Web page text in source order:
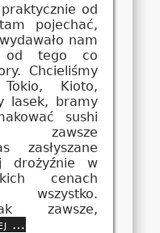
od
pojechać,
nam
od tego co
Chcieliśmy
Kioto,
lasek, bramy
sushi
zawsze
zasłyszane
drożyźnie w
cenach
zawsze,
…